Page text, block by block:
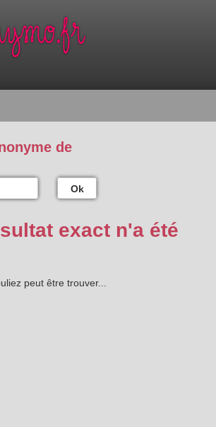
de
Ok
exact n'a été
peut être trouver...